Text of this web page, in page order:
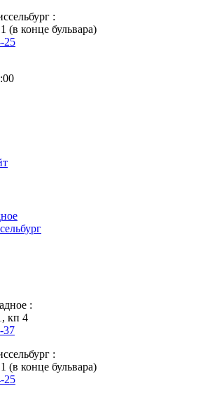
:
(в конце бульвара)
25
:
кп 4
37
:
(в конце бульвара)
25